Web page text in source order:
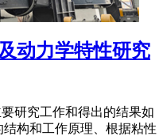
动力学特性研究
研究工作和得出的结果如
构和工作原理、根据粘性